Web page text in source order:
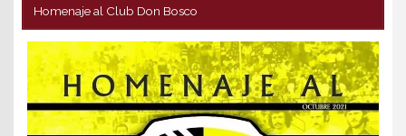
Homenaje al Club Don Bosco